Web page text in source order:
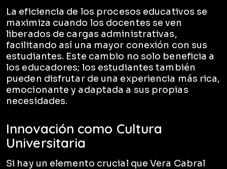
La eficiencia de los procesos educativos se
maximiza cuando los docentes se ven
liberados de cargas administrativas,
facilitando así una mayor conexión con sus
estudiantes. Este cambio no solo beneficia a
los educadores; los estudiantes también
pueden disfrutar de una experiencia más rica,
emocionante y adaptada a sus propias
necesidades.
Innovación como Cultura
Universitaria
Si hay un elemento crucial que Vera Cabral